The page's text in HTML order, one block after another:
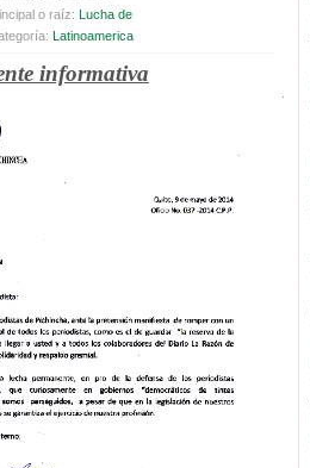
o raíz: Lucha de
Latinoamerica
informativa